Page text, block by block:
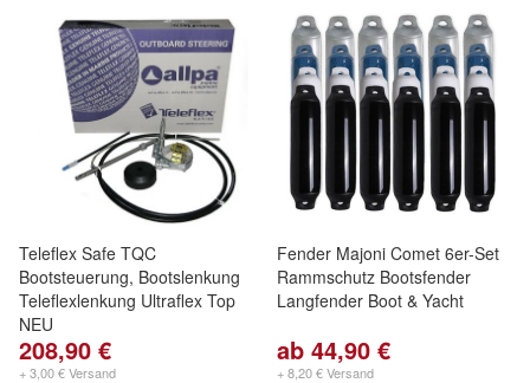
Teleflex Safe TQC
Bootsteuerung, Bootslenkung
Teleflexlenkung Ultraflex Top
NEU
208,90 €
+ 3,00 € Versand
Fender Majoni Comet 6er-Set
Rammschutz Bootsfender
Langfender Boot & Yacht
ab 44,90 €
+ 8,20 € Versand